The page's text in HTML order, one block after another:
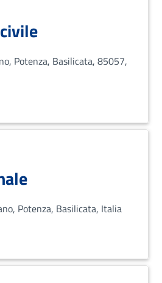
Potenza, Basilicata, 85057,
SIT AMET, CONSECTETUR ADIPISCING
51, Viggiano, Potenza, Basilicata, Italia
SIT AMET, CONSECTETUR ADIPISCING